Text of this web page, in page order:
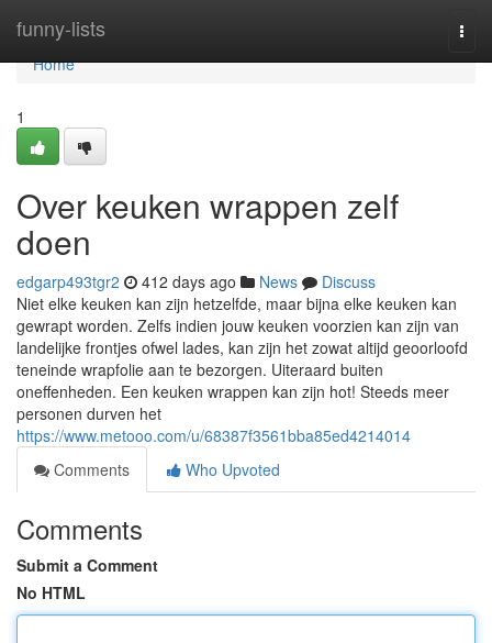
funny-lists
Home
Home
1
Over keuken wrappen zelf
doen
edgarp493tgr2 412 days ago News
Discuss
Niet elke keuken kan zijn hetzelfde, maar bijna elke keuken kan
gewrapt worden. Zelfs indien jouw keuken voorzien kan zijn van
landelijke frontjes ofwel lades, kan zijn het zowat altijd geoorloofd
teneinde wrapfolie aan te bezorgen. Uiteraard buiten
oneffenheden. Een keuken wrappen kan zijn hot! Steeds meer
personen durven het
https://www.metooo.com/u/68387f3561bba85ed4214014
Comments
Who Upvoted
Comments
Submit a Comment
No HTML